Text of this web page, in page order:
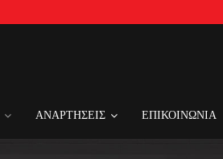
ΑΝΑΡΤΗΣΕΙΣ ΕΠΙΚΟΙΝΩΝΙΑ